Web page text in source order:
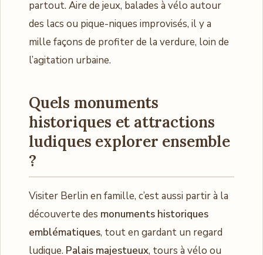
partout. Aire de jeux, balades à vélo autour
des lacs ou pique-niques improvisés, il y a
mille façons de profiter de la verdure, loin de
l’agitation urbaine.
Quels monuments
historiques et attractions
ludiques explorer ensemble
?
Visiter Berlin en famille, c’est aussi partir à la
découverte des monuments historiques
emblématiques, tout en gardant un regard
ludique. Palais majestueux, tours à vélo ou